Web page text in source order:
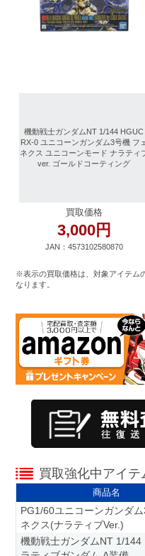
機動戦士ガンダムNT 1/144 HGUC
RX-0 ユニコーンガンダム3号機 フ
ネクス ユニコーンモード ナラティ
ver. ゴールドコーティング
買取価格
3,000円
JAN：4573102580870
※表示の買取価格は、対象アイテム
なります。
買取強化中アイテ
商品名
PG1/60ユニコーンガンダ
ネクス(ナラティブVer.)
機動戦士ガンダムNT 1/144